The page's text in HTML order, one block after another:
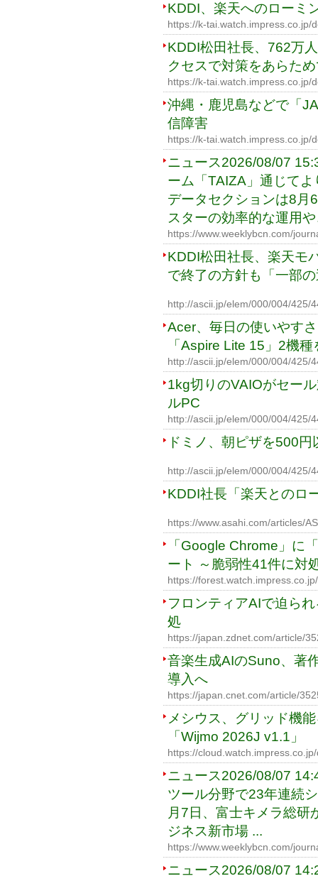
KDDI、楽天へのローミ
https://k-tai.watch.impress.co.jp/
KDDI松田社長、762万
クセスで対策をあらた
https://k-tai.watch.impress.co.jp/
沖縄・鹿児島などで「
信障害
https://k-tai.watch.impress.co.jp/
ニュース2026/08/07
ーム「TAIZA」通じて
データセクションは8月
スターの効率的な運用
https://www.weeklybcn.com/
KDDI松田社長、楽天モ
で終了の方針も「一部
http://ascii.jp/elem/000/004/425/
Acer、毎日の使いやす
「Aspire Lite 15」2機種
http://ascii.jp/elem/000/004/425/
1kg切りのVAIOがセー
ルPC
http://ascii.jp/elem/000/004/425/
ドミノ、朝ピザを500
http://ascii.jp/elem/000/004/425/
KDDI社長「楽天とのロ
https://www.asahi.com/articles/
「Google Chrome」に
ート ～脆弱性41件に対
https://
フロンティアAIで迫ら
処
https://japan.zdnet.com/article/
音楽生成AIのSuno、著
導入へ
https://japan.cnet.com/article/
メシウス、グリッド機
「Wijmo 2026J v1.1」
https://
ニュース2026/08/07
ツール分野で23年連続
月7日、富士キメラ総研
ジネス新市場 ...
https://www.weeklybcn.com/
ニュース2026/08/07